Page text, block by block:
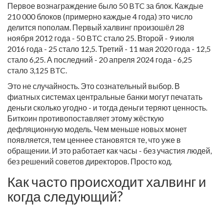
Первое вознаграждение было 50 BTC за блок. Каждые
210 000 блоков (примерно каждые 4 года) это число
делится пополам. Первый халвинг произошёл 28
ноября 2012 года - 50 BTC стало 25. Второй - 9 июля
2016 года - 25 стало 12,5. Третий - 11 мая 2020 года - 12,5
стало 6,25. А последний - 20 апреля 2024 года - 6,25
стало 3,125 BTC.
Это не случайность. Это сознательный выбор. В
фиатных системах центральные банки могут печатать
деньги сколько угодно - и тогда деньги теряют ценность.
Биткоин противопоставляет этому жёсткую
дефляционную модель. Чем меньше новых монет
появляется, тем ценнее становятся те, что уже в
обращении. И это работает как часы - без участия людей,
без решений советов директоров. Просто код.
Как часто происходит халвинг и
когда следующий?